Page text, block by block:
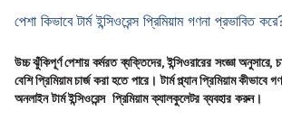
পেশা কিভাবে টার্ম ইন্সিওরেন্স প্রিমিয়াম গণনা প্রভাবিত
উচ্চ ঝুঁকিপূর্ণ পেশায় কর্মরত ব্যক্তিদের, ইন্সিওরারের সংজ্ঞা অনুসারে,
বেশি প্রিমিয়াম চার্জ করা হতে পারে। টার্ম প্ল্যান প্রিমিয়াম কীভাবে
অনলাইন টার্ম ইন্সিওরেন্স প্রিমিয়াম ক্যালকুলেটর ব্যবহার করুন।